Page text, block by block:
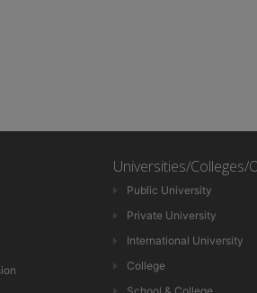
Universities/Colleges/
Public University
Private University
International University
College